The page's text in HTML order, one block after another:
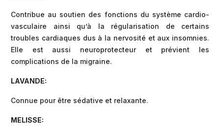
Contribue au soutien des fonctions du système cardio-
vasculaire ainsi qu’à la régularisation de certains
troubles cardiaques dus à la nervosité et aux insomnies.
Elle est aussi neuroprotecteur et prévient les
complications de la migraine.
LAVANDE:
Connue pour être sédative et relaxante.
MELISSE: